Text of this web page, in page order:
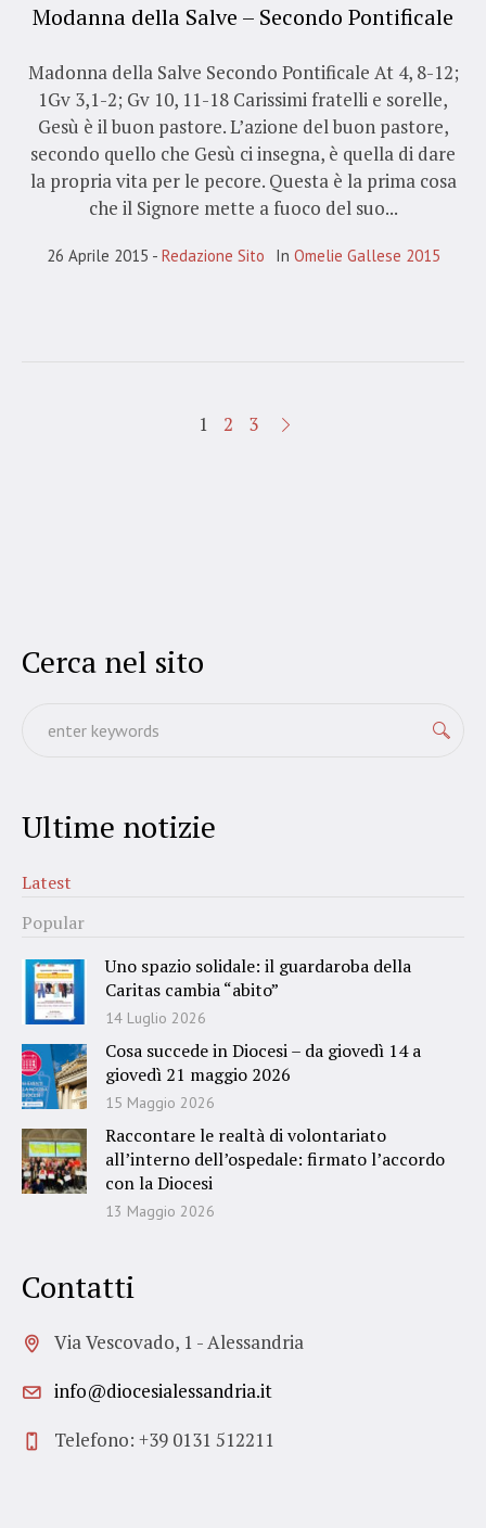
Modanna della Salve – Secondo Pontificale
Madonna della Salve Secondo Pontificale At 4, 8-12;
1Gv 3,1-2; Gv 10, 11-18 Carissimi fratelli e sorelle,
Gesù è il buon pastore. L’azione del buon pastore,
secondo quello che Gesù ci insegna, è quella di dare
la propria vita per le pecore. Questa è la prima cosa
che il Signore mette a fuoco del suo...
26 Aprile 2015 Redazione Sito In Omelie Gallese 2015
1 2 3
Cerca nel sito
Ultime notizie
Latest
Popular
Uno spazio solidale: il guardaroba della
Caritas cambia “abito”
14 Luglio 2026
Cosa succede in Diocesi – da giovedì 14 a
giovedì 21 maggio 2026
15 Maggio 2026
Raccontare le realtà di volontariato
all’interno dell’ospedale: firmato l’accordo
con la Diocesi
13 Maggio 2026
Contatti
Via Vescovado, 1 - Alessandria
info@diocesialessandria.it
Telefono: +39 0131 512211